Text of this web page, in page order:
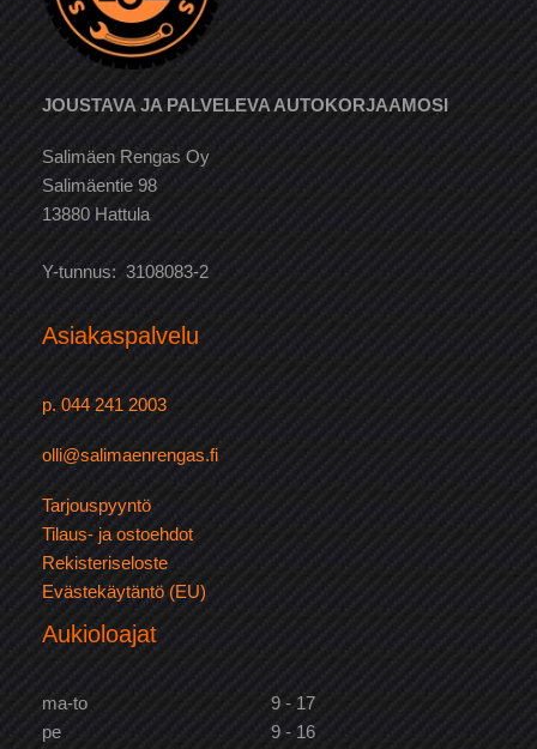
JOUSTAVA JA PALVELEVA AUTOKORJAAMOSI
Salimäen Rengas Oy
Salimäentie 98
13880 Hattula
Y-tunnus: 3108083-2
Asiakaspalvelu
p. 044 241 2003
olli@salimaenrengas.fi
Tarjouspyyntö
Tilaus- ja ostoehdot
Rekisteriseloste
Evästekäytäntö (EU)
Aukioloajat
ma-to
9 - 17
pe
9 - 16